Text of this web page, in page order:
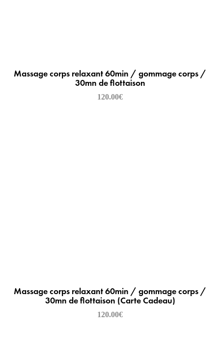
Massage corps relaxant 60min / gommage corps /
30mn de flottaison
120.00€
Massage corps relaxant 60min / gommage corps /
30mn de flottaison (Carte Cadeau)
120.00€